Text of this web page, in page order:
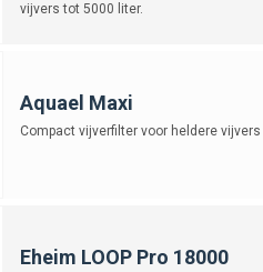
vijvers tot 5000 liter.
Aquael Maxi
Compact vijverfilter voor heldere
Eheim LOOP Pro 18000